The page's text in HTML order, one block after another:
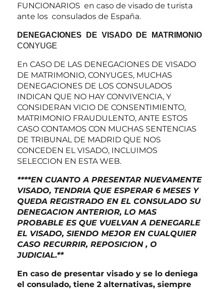
FUNCIONARIOS en caso de visado de turista
ante los consulados de España.
DENEGACIONES DE VISADO DE MATRIMONIO
CONYUGE
En CASO DE LAS DENEGACIONES DE VISADO
DE MATRIMONIO, CONYUGES, MUCHAS
DENEGACIONES DE LOS CONSULADOS
INDICAN QUE NO HAY CONVIVENCIA, Y
CONSIDERAN VICIO DE CONSENTIMIENTO,
MATRIMONIO FRAUDULENTO, ANTE ESTOS
CASO CONTAMOS CON MUCHAS SENTENCIAS
DE TRIBUNAL DE MADRID QUE NOS
CONCEDEN EL VISADO, INCLUIMOS
SELECCION EN ESTA WEB.
****EN CUANTO A PRESENTAR NUEVAMENTE
VISADO, TENDRIA QUE ESPERAR 6 MESES Y
QUEDA REGISTRADO EN EL CONSULADO SU
DENEGACION ANTERIOR, LO MAS
PROBABLE ES QUE VUELVAN A DENEGARLE
EL VISADO, SIENDO MEJOR EN CUALQUIER
CASO RECURRIR, REPOSICION , O
JUDICIAL.**
En caso de presentar visado y se lo deniega
el consulado, tiene 2 alternativas, siempre